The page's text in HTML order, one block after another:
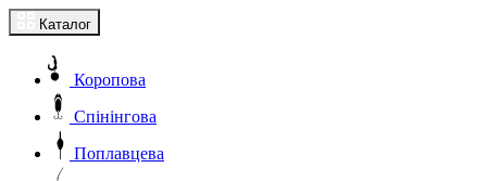
Каталог
Коропова
Спінінгова
Поплавцева